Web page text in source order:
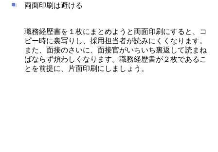
両面印刷は避ける
職務経歴書を１枚にまとめようと両面印刷にすると、コ
ピー時に裏写りし、採用担当者が読みにくくなります。
また、面接のさいに、面接官がいちいち裏返して読まね
ばならず煩わしくなります。職務経歴書が２枚であるこ
とを前提に、片面印刷にしましょう。